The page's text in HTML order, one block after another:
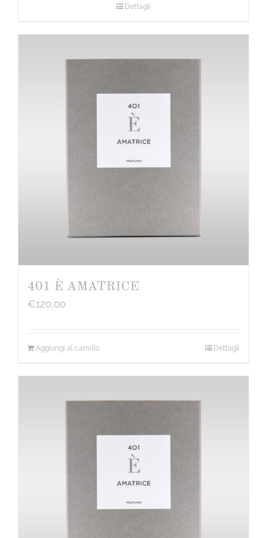
Dettagli
401 È AMATRICE
€120,00
Aggiungi al carrello Dettagli